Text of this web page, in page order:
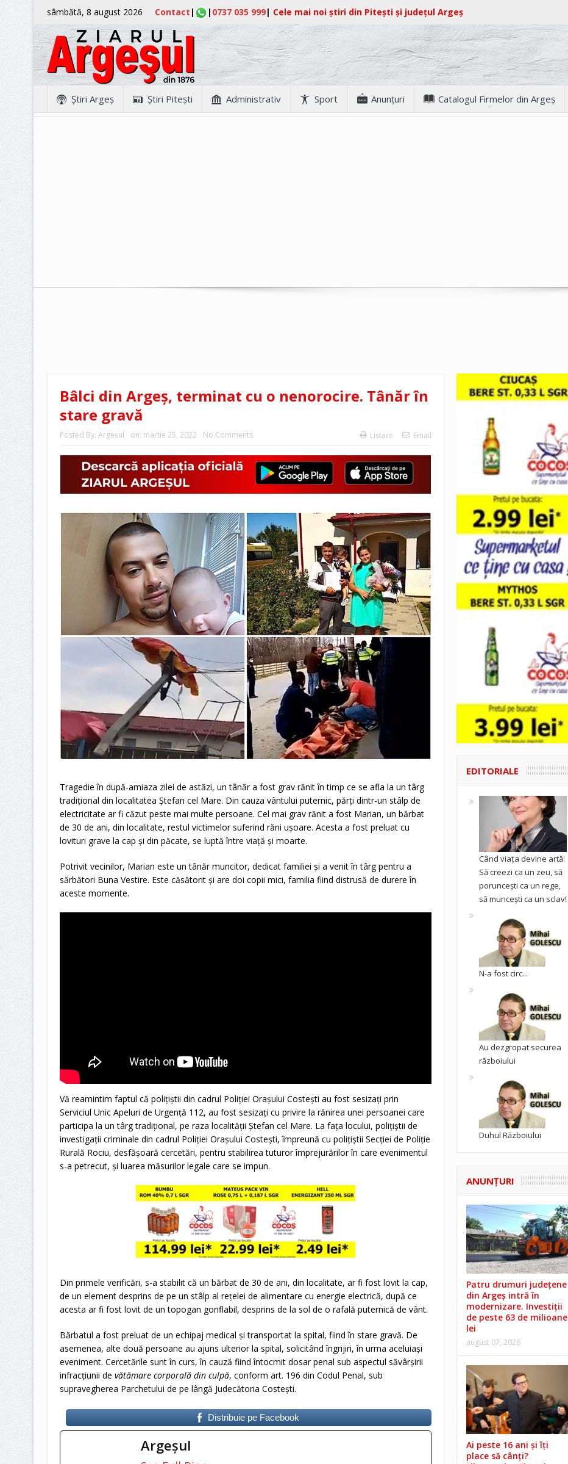
sâmbătă, 8 august 2026 Contact | | 0737 035 999| Cele mai noi știri din Pitești și județul Argeș
Ştiri Argeş Ştiri Piteşti Administrativ Sport Anunţuri Catalogul Firmelor din Argeș
Bâlci din Argeș, terminat cu o nenorocire. Tânăr în
stare gravă
Posted By: Argeşul on: martie 25, 2022 No Comments Listare Email
Tragedie în după-amiaza zilei de astăzi, un tânăr a fost grav rănit în timp ce se afla la un târg
tradițional din localitatea Ștefan cel Mare. Din cauza vântului puternic, părți dintr-un stâlp de
electricitate ar fi căzut peste mai multe persoane. Cel mai grav rănit a fost Marian, un bărbat
de 30 de ani, din localitate, restul victimelor suferind răni ușoare. Acesta a fost preluat cu
lovituri grave la cap și din păcate, se luptă între viață și moarte.
Potrivit vecinilor, Marian este un tânăr muncitor, dedicat familiei și a venit în târg pentru a
sărbători Buna Vestire. Este căsătorit și are doi copii mici, familia fiind distrusă de durere în
aceste momente.
Vă reamintim faptul că polițiștii din cadrul Poliției Orașului Costești au fost sesizați prin
Serviciul Unic Apeluri de Urgență 112, au fost sesizați cu privire la rănirea unei persoanei care
participa la un târg tradițional, pe raza localității Ștefan cel Mare. La fața locului, polițiștii de
investigații criminale din cadrul Poliției Orașului Costești, împreună cu polițiștii Secției de Poliție
Rurală Rociu, desfășoară cercetări, pentru stabilirea tuturor împrejurărilor în care evenimentul
s-a petrecut, și luarea măsurilor legale care se impun.
Din primele verificări, s-a stabilit că un bărbat de 30 de ani, din localitate, ar fi fost lovit la cap,
de un element desprins de pe un stâlp al rețelei de alimentare cu energie electrică, după ce
acesta ar fi fost lovit de un topogan gonflabil, desprins de la sol de o rafală puternică de vânt.
Bărbatul a fost preluat de un echipaj medical și transportat la spital, fiind în stare gravă. De
asemenea, alte două persoane au ajuns ulterior la spital, solicitând îngrijiri, în urma aceluiași
eveniment. Cercetările sunt în curs, în cauză fiind întocmit dosar penal sub aspectul săvârșirii
infracțiunii de vătămare corporală din culpă, conform art. 196 din Codul Penal, sub
supravegherea Parchetului de pe lângă Judecătoria Costești.
Distribuie pe Facebook
Argeşul
EDITORIALE
Când viața devine artă:
Să creezi ca un zeu, să
poruncești ca un rege,
să muncești ca un sclav!
N-a fost circ...
Au dezgropat securea
războiului
Duhul Războiului
ANUNŢURI
Patru drumuri județene
din Argeș intră în
modernizare. Investiții
de peste 63 de milioane
lei
august 07, 2026
Ai peste 16 ani și îți
place să cânți?